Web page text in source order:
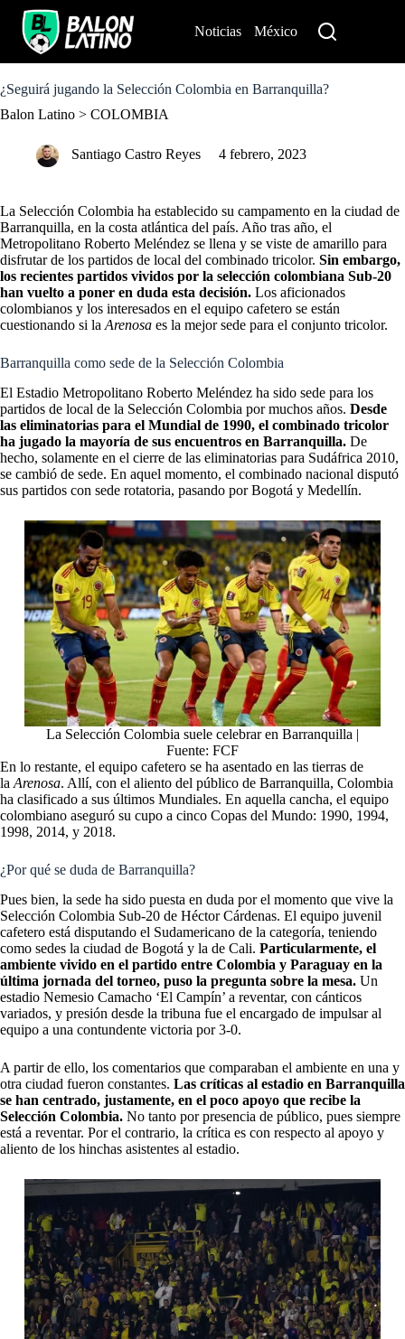
o
o
Noticias México
¿Seguirá jugando la Selección Colombia en Barranquilla?
Balon Latino > COLOMBIA
Santiago Castro Reyes 4 febrero, 2023
La Selección Colombia ha establecido su campamento en la ciudad de
Barranquilla, en la costa atlántica del país. Año tras año, el
Metropolitano Roberto Meléndez se llena y se viste de amarillo para
disfrutar de los partidos de local del combinado tricolor. Sin embargo,
los recientes partidos vividos por la selección colombiana Sub-20
han vuelto a poner en duda esta decisión. Los aficionados
colombianos y los interesados en el equipo cafetero se están
cuestionando si la Arenosa es la mejor sede para el conjunto tricolor.
Barranquilla como sede de la Selección Colombia
El Estadio Metropolitano Roberto Meléndez ha sido sede para los
partidos de local de la Selección Colombia por muchos años. Desde
las eliminatorias para el Mundial de 1990, el combinado tricolor
ha jugado la mayoría de sus encuentros en Barranquilla. De
hecho, solamente en el cierre de las eliminatorias para Sudáfrica 2010,
se cambió de sede. En aquel momento, el combinado nacional disputó
sus partidos con sede rotatoria, pasando por Bogotá y Medellín.
La Selección Colombia suele celebrar en Barranquilla |
Fuente: FCF
En lo restante, el equipo cafetero se ha asentado en las tierras de
la Arenosa. Allí, con el aliento del público de Barranquilla, Colombia
ha clasificado a sus últimos Mundiales. En aquella cancha, el equipo
colombiano aseguró su cupo a cinco Copas del Mundo: 1990, 1994,
1998, 2014, y 2018.
¿Por qué se duda de Barranquilla?
Pues bien, la sede ha sido puesta en duda por el momento que vive la
Selección Colombia Sub-20 de Héctor Cárdenas. El equipo juvenil
cafetero está disputando el Sudamericano de la categoría, teniendo
como sedes la ciudad de Bogotá y la de Cali. Particularmente, el
ambiente vivido en el partido entre Colombia y Paraguay en la
última jornada del torneo, puso la pregunta sobre la mesa. Un
estadio Nemesio Camacho ‘El Campín’ a reventar, con cánticos
variados, y presión desde la tribuna fue el encargado de impulsar al
equipo a una contundente victoria por 3-0.
A partir de ello, los comentarios que comparaban el ambiente en una y
otra ciudad fueron constantes. Las críticas al estadio en Barranquilla
se han centrado, justamente, en el poco apoyo que recibe la
Selección Colombia. No tanto por presencia de público, pues siempre
está a reventar. Por el contrario, la crítica es con respecto al apoyo y
aliento de los hinchas asistentes al estadio.